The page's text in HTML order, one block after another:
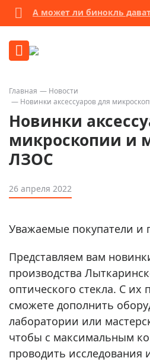
А может ли бинокль
Главная
Новости
Новинки аксессуаров для
Новинки
микроскопии и
ЛЗОС
26 апреля 2022
Уважаемые покупатели и
Представляем вам
производства
оптического стекла. С
сможете дополнить
лаборатории или
чтобы с максимальным
проводить исследования